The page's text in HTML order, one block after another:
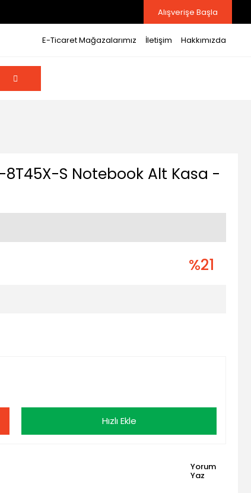
Alışverişe Başla
E-Ticaret Mağazalarımız İletişim Hakkımızda
S Notebook Alt Kasa -
%21
Hızlı Ekle
Yorum
Yaz